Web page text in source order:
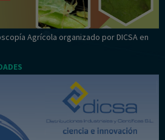
Agrícola organizado por DICSA en